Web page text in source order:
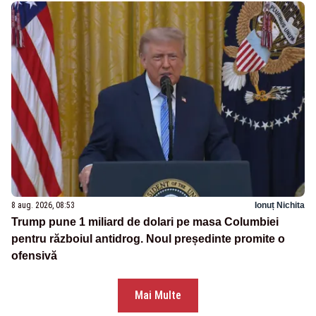
8 aug. 2026, 08:53 Ionuț Nichita
Trump pune 1 miliard de dolari pe masa Columbiei
pentru războiul antidrog. Noul președinte promite o
ofensivă
Mai Multe